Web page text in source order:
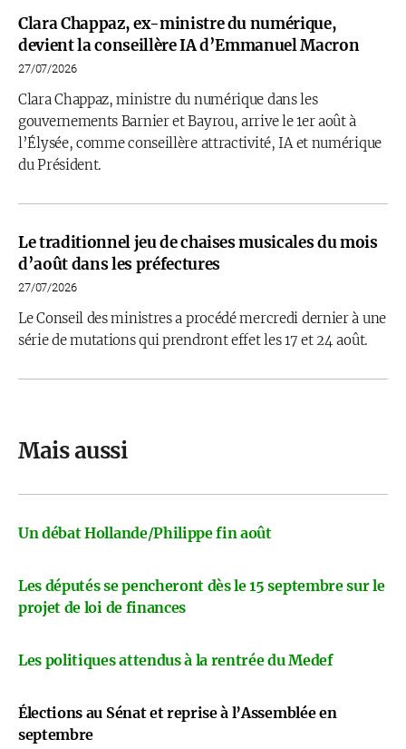
Clara Chappaz, ex-ministre du numérique,
devient la conseillère IA d’Emmanuel Macron
27/07/2026
Clara Chappaz, ministre du numérique dans les
gouvernements Barnier et Bayrou, arrive le 1er août à
l’Élysée, comme conseillère attractivité, IA et numérique
du Président.
Le traditionnel jeu de chaises musicales du mois
d’août dans les préfectures
27/07/2026
Le Conseil des ministres a procédé mercredi dernier à une
série de mutations qui prendront effet les 17 et 24 août.
Mais aussi
Un débat Hollande/Philippe fin août
Les députés se pencheront dès le 15 septembre sur le
projet de loi de finances
Les politiques attendus à la rentrée du Medef
Élections au Sénat et reprise à l’Assemblée en
septembre